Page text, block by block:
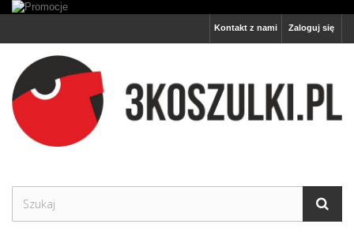
Zaloguj się
Kontakt z nami